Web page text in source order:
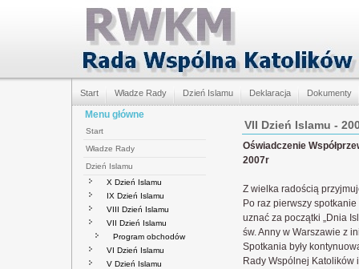
Start Władze Rady Dzień Islamu Deklaracja Dokumenty
Menu główne
Start
Władze Rady
Dzień Islamu
X Dzień Islamu
IX Dzień Islamu
VIII Dzień Islamu
VII Dzień Islamu
Program obchodów
VI Dzień Islamu
V Dzień Islamu
VII Dzień Islamu -
Oświadczenie
2007r
Z wielka radością
Po raz pierwszy
uznać za początki „Dnia
św. Anny w Warszawie z
Spotkania były
Rady Wspólnej Katolików